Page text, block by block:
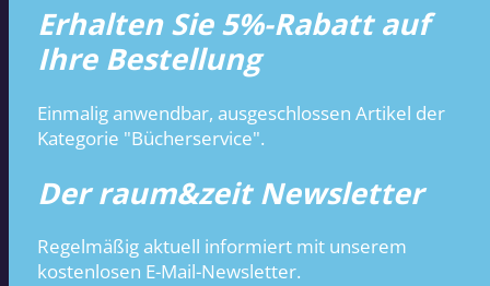
Erhalten Sie 5%-Rabatt auf
Ihre Bestellung
Einmalig anwendbar, ausgeschlossen Artikel der
Kategorie "Bücherservice".
Der raum&zeit Newsletter
Regelmäßig aktuell informiert mit unserem
kostenlosen E-Mail-Newsletter.